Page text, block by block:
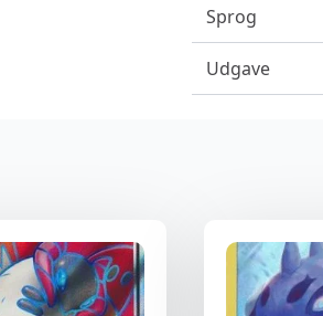
Sprog
Udgave